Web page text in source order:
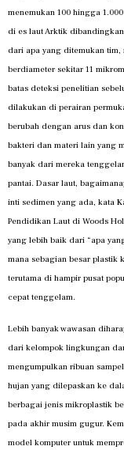
menemukan 100 hingga
di es laut Arktik
dari apa yang ditemukan
berdiameter sekitar 11
batas deteksi penelitian
dilakukan di perairan
berubah dengan arus dan
bakteri dan materi lain yang
banyak dari mereka
pantai. Dasar laut,
inti sedimen yang ada, kata
Pendidikan Laut di Woods
yang lebih baik dari “apa
mana sebagian besar plastik
terutama di hampir pusat
cepat tenggelam.
Lebih banyak wawasan
dari kelompok lingkungan
mengumpulkan ribuan
hujan yang dilepaskan ke
berbagai jenis mikroplastik
pada akhir musim gugur.
model komputer untuk